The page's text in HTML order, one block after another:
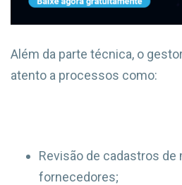
Além da parte técnica, o
atento a processos como:
Revisão de cadastros de
fornecedores;